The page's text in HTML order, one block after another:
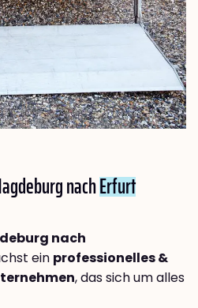
nachErfurt
nach
ein professionelles &
, das sich um alles